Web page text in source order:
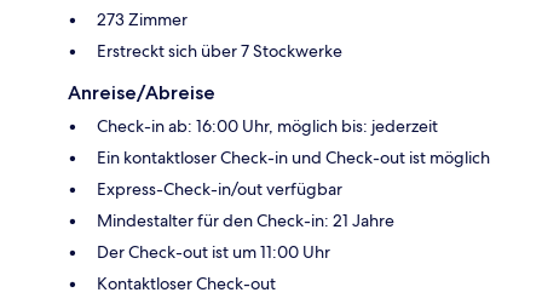
273 Zimmer
Erstreckt sich über 7 Stockwerke
Anreise/Abreise
Check-in ab: 16:00 Uhr, möglich bis: jederzeit
Ein kontaktloser Check-in und Check-out ist möglich
Express-Check-in/out verfügbar
Mindestalter für den Check-in: 21 Jahre
Der Check-out ist um 11:00 Uhr
Kontaktloser Check-out